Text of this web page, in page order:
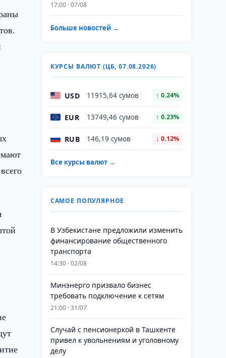
17:00 · 07/08
Больше новостей →
КУРСЫ ВАЛЮТ (ЦБ, 07.08.2026)
USD 11915,64 сумов ↑ 0.24%
EUR 13749,46 сумов ↑ 0.23%
RUB 146,19 сумов ↓ 0.12%
Все курсы валют →
САМОЕ ПОПУЛЯРНОЕ
В Узбекистане предложили изменить
финансирование общественного
транспорта
14:30 · 02/08
Минэнерго призвало бизнес
требовать подключение к сетям
21:00 · 31/07
Случай с пенсионеркой в Ташкенте
привел к увольнениям и уголовному
делу